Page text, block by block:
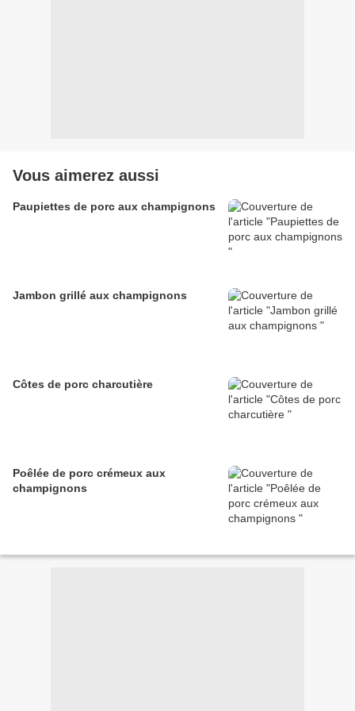
Vous aimerez aussi
Paupiettes de porc aux champignons
Jambon grillé aux champignons
Côtes de porc charcutière
Poêlée de porc crémeux aux
champignons